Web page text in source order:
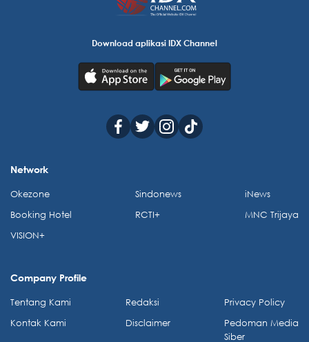
Download aplikasi IDX Channel
Network
Okezone
Booking Hotel
VISION+
Sindonews
RCTI+
iNews
MNC Trijaya
Company Profile
Tentang Kami
Kontak Kami
Redaksi
Disclaimer
Privacy Policy
Pedoman Media
Siber